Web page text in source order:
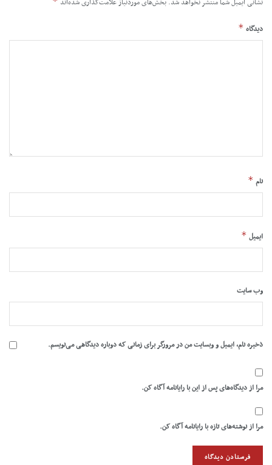
نشانی ایمیل شما منتشر نخواهد شد. بخش‌های موردنیاز علامت‌گذاری شده‌اند
دیدگاه *
نام *
ایمیل *
وب‌ سایت
ذخیره نام، ایمیل و وبسایت من در مرورگر برای زمانی که دوباره دیدگاهی می‌نویسم.
مرا از دیدگاه‌های پس از این با رایانامه آگاه کن.
مرا از نوشته‌های تازه با رایانامه آگاه کن.